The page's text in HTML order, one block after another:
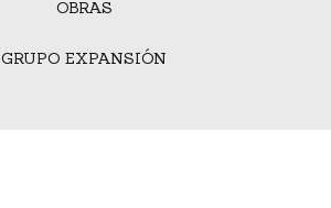
OBRAS
GRUPO EXPANSIÓN